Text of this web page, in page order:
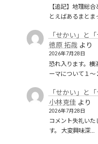
【追記】地理総
とえばあるまと
「せかい」と
徳原 拓哉 より
2026年7月28日
恐れ入ります。横
ーマについて１〜
「せかい」と
小林克佳 より
2026年7月28日
コメント失礼いた
す。 大変興味深…